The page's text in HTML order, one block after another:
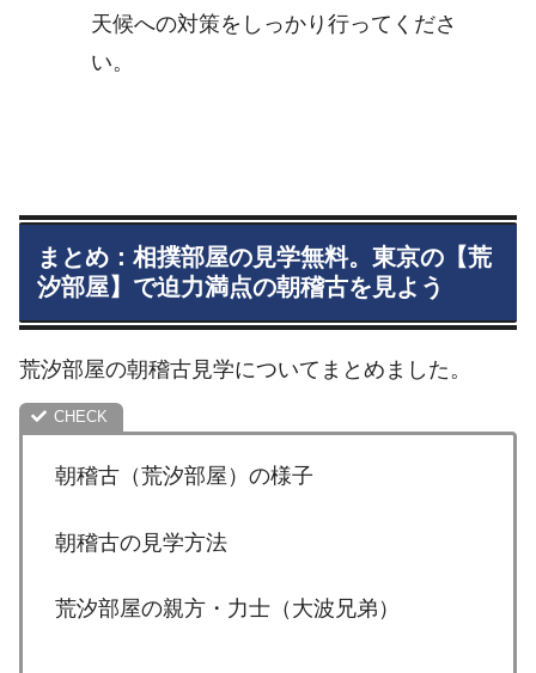
天候への対策をしっかり行ってくださ
い。
まとめ：相撲部屋の見学無料。東京の【荒
汐部屋】で迫力満点の朝稽古を見よう
荒汐部屋の朝稽古見学についてまとめました。
朝稽古（荒汐部屋）の様子
朝稽古の見学方法
荒汐部屋の親方・力士（大波兄弟）